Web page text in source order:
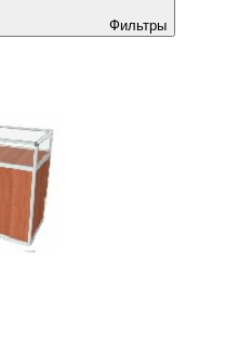
Фильтры